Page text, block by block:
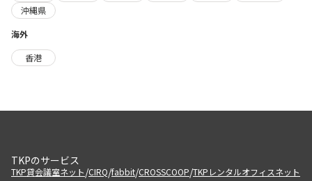
沖縄県
海外
香港
TKPのサービス
TKP貸会議室ネット/CIRQ/fabbit/CROSSCOOP/TKPレンタルオフィスネット